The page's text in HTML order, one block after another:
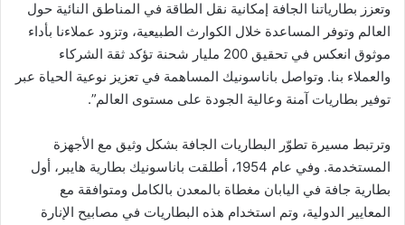
وتعزز بطارياتنا الجافة إمكانية نقل الطاقة في المناطق النائية حول
العالم وتوفر المساعدة خلال الكوارث الطبيعية، وتزود عملاءنا بأداء
موثوق انعكس في تحقيق 200 مليار شحنة تؤكد ثقة الشركاء
والعملاء بنا. وتواصل باناسونيك المساهمة في تعزيز نوعية الحياة عبر
توفير بطاريات آمنة وعالية الجودة على مستوى العالم”.
وترتبط مسيرة تطوّر البطاريات الجافة بشكل وثيق مع الأجهزة
المستخدمة. وفي عام 1954، أطلقت باناسونيك بطارية هايبر، أول
بطارية جافة في اليابان مغطاة بالمعدن بالكامل ومتوافقة مع
المعايير الدولية، وتم استخدام هذه البطاريات في مصابيح الإنارة